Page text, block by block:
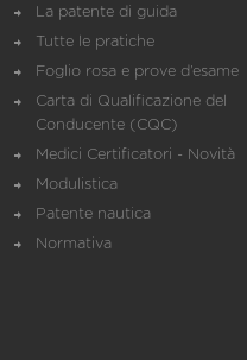
La patente di guida
Tutte le pratiche
Foglio rosa e prove d’esame
Carta di Qualificazione del
Conducente (CQC)
Medici Certificatori - Novità
Modulistica
Patente nautica
Normativa